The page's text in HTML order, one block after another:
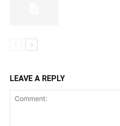
LEAVE A REPLY